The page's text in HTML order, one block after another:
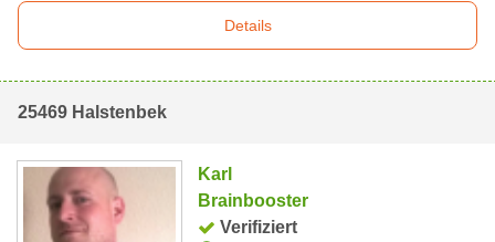
Details
25469 Halstenbek
Karl
Brainbooster
Verifiziert